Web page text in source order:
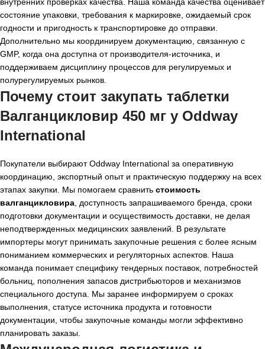
состояние упаковки, требования к маркировке, ожидаемый срок
годности и пригодность к транспортировке до отправки.
Дополнительно мы координируем документацию, связанную с
GMP, когда она доступна от производителя-источника, и
поддерживаем дисциплину процессов для регулируемых и
полурегулируемых рынков.
Почему стоит закупать таблетки
Валганцикловир 450 мг у Oddway
International
Покупатели выбирают Oddway International за оперативную
координацию, экспортный опыт и практическую поддержку на всех
этапах закупки. Мы помогаем сравнить стоимость
валганцикловира , доступность запрашиваемого бренда, сроки
подготовки документации и осуществимость доставки, не делая
неподтвержденных медицинских заявлений. В результате
импортеры могут принимать закупочные решения с более ясным
пониманием коммерческих и регуляторных аспектов. Наша
команда понимает специфику тендерных поставок, потребностей
больниц, пополнения запасов дистрибьюторов и механизмов
специального доступа. Мы заранее информируем о сроках
выполнения, статусе источника продукта и готовности
документации, чтобы закупочные команды могли эффективно
планировать заказы.